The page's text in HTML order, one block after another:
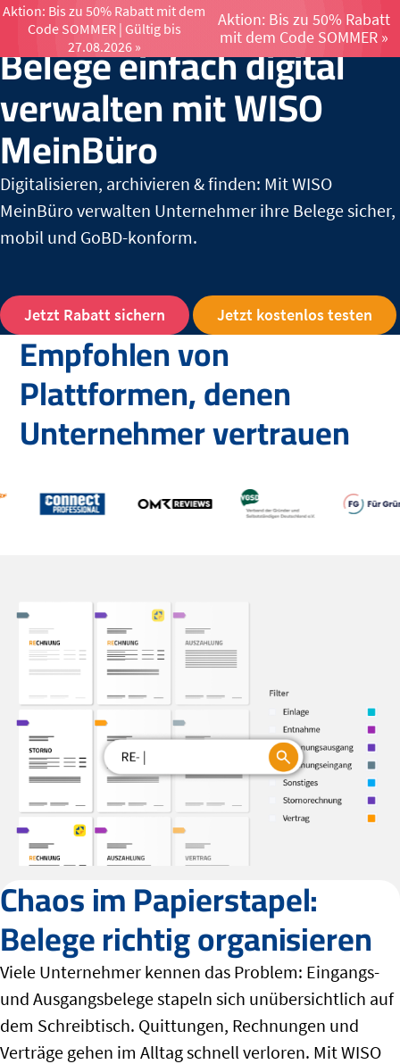
Aktion: Bis zu 50% Rabatt mit dem
Code SOMMER | Gültig bis
27.08.2026 »
Aktion: Bis zu 50% Rabatt
mit dem Code SOMMER »
Menü öffnen
Belege einfach digital
verwalten mit WISO
MeinBüro
Digitalisieren, archivieren & finden: Mit WISO
MeinBüro verwalten Unternehmer ihre Belege sicher,
mobil und GoBD-konform.
Jetzt Rabatt sichern Jetzt kostenlos testen
Empfohlen von
Plattformen, denen
Unternehmer vertrauen
Chaos im Papierstapel:
Belege richtig organisieren
Viele Unternehmer kennen das Problem: Eingangs-
und Ausgangsbelege stapeln sich unübersichtlich auf
dem Schreibtisch. Quittungen, Rechnungen und
Verträge gehen im Alltag schnell verloren. MitWISO